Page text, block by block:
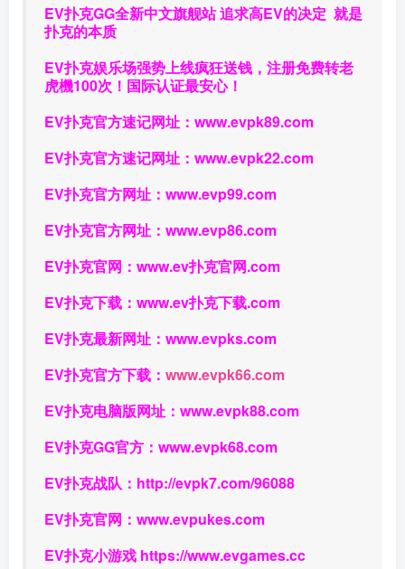
EV扑克GG全新中文旗舰站追求高EV的决定 就是
扑克的本质
EV扑克娱乐场强势上线疯狂送钱，注册免费转老
虎機100次！国际认证最安心！
EV扑克官方速记网址： www.evpk89.com
EV扑克官方速记网址： www.evpk22.com
EV扑克官方网址： www.evp99.com
EV扑克官方网址： www.evp86.com
EV扑克官网： www.ev扑克官网.com
EV扑克下载： www.ev扑克下载.com
EV扑克最新网址： www.evpks.com
EV扑克官方下载： www.evpk66.com
EV扑克电脑版网址： www.evpk88.com
EV扑克GG官方： www.evpk68.com
EV扑克战队： http://evpk7.com/96088
EV扑克官网： www.evpukes.com
EV扑克小游戏 https://www.evgames.cc